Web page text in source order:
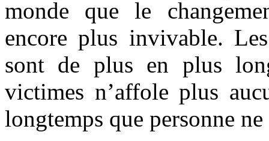
monde que le
encore plus invivable.
sont de plus en plus
victimes n’affole plus
longtemps que personne